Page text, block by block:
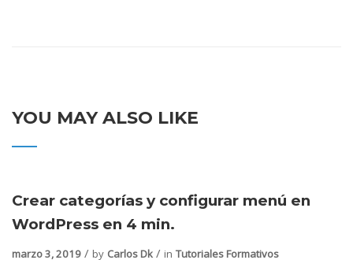
YOU MAY ALSO LIKE
Crear categorías y configurar menú en
WordPress en 4 min.
marzo 3, 2019 by Carlos Dk in Tutoriales Formativos